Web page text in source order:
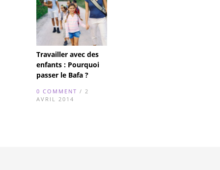
Travailler avec des
enfants : Pourquoi
passer le Bafa ?
0 COMMENT / 2
AVRIL 2014